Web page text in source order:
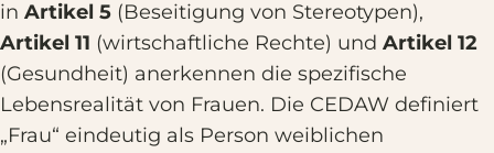
in Artikel 5 (Beseitigung von Stereotypen),
Artikel 11 (wirtschaftliche Rechte) und Artikel 12
(Gesundheit) anerkennen die spezifische
Lebensrealität von Frauen. Die CEDAW definiert
„Frau“ eindeutig als Person weiblichen